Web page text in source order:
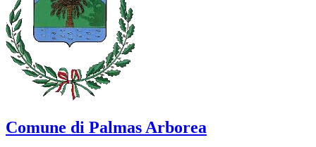
Comune di Palmas Arborea